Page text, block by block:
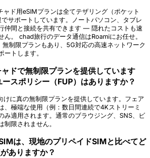
ャド用eSIMプランは全てテザリング（ポケット
サポートしています。ノートパソコン、タブレ
仲間と接続を共有できます — 隠れたコストも速
ん。 chad旅行のデータ通信はRoamiにお任せ。
無制限プランもあり、5G対応の高速ネットワーク
ートします。
ドで無制限プランを提供しています
スポリシー（FUP）はありますか？
けに真の無制限プランを提供しています。フェア
、極端な使用（例：数日間連続で4Kストリーミ
み適用されます。通常のブラウジング、SNS、ビ
制限されません。
は、現地のプリペイドSIMと比べてど
ありますか？